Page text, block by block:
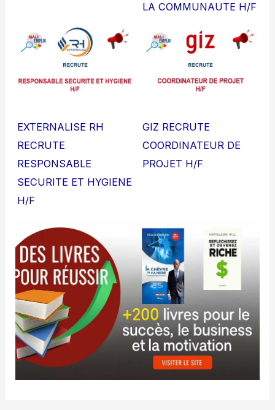
LA COMMUNAUTE H/F
EXTERNALISE RH
RECRUTE
RESPONSABLE
SECURITE ET HYGIENE
H/F
GIZ RECRUTE
COORDINATEUR DE
PROJET H/F